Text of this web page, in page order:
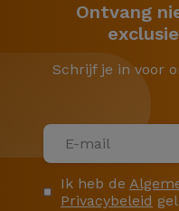
Ontvang
Schrijf je in voor
Ik heb de
Privacybeleid